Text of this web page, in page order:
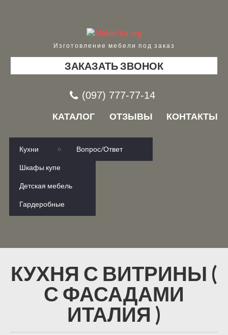
Изготовление мебели под заказ
ЗАКАЗАТЬ ЗВОНОК
(097) 777-77-14
КАТАЛОГ
Кухни
Шкафы купе
Детская мебель
Гардеробные
ОТЗЫВЫ
Вопрос/Ответ
КОНТАКТЫ
КУХНЯ С ВИТРИНЫ (
С ФАСАДАМИ
ИТАЛИЯ )